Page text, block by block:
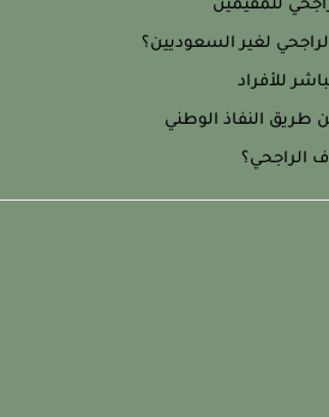
للمقيمين
لغير السعوديين؟
للأفراد
النفاذ الوطني